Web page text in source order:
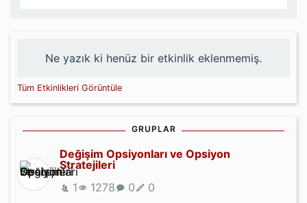
Ne yazık ki henüz bir etkinlik eklenmemiş.
Tüm Etkinlikleri Görüntüle
GRUPLAR
Değişim Opsiyonları ve Opsiyon
Stratejileri
1
1278 0
0